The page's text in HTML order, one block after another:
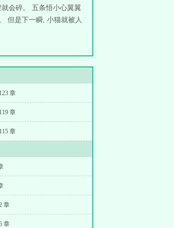
会碎。 五条悟小心翼翼
但是下一瞬, 小猫就被人
章
章
章
章
章